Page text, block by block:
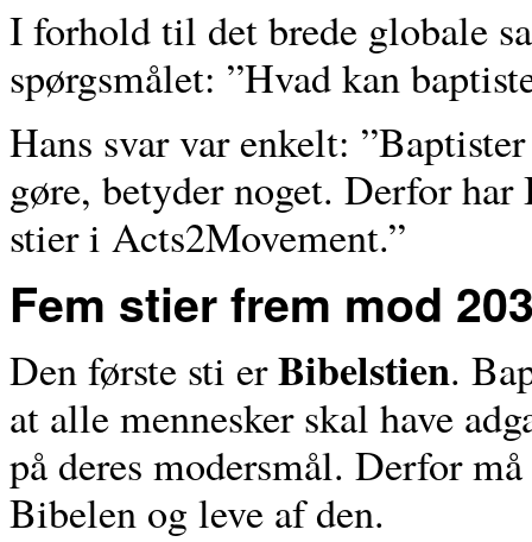
I forhold til det brede globale
spørgsmålet: ”Hvad kan
Hans svar var enkelt:
gøre, betyder noget. Derfor
stier i Acts2Movement.”
Fem stier frem mod
Den første sti erBibelstien.
at alle mennesker skal have
på deres modersmål. Derfor
Bibelen og leve af den.